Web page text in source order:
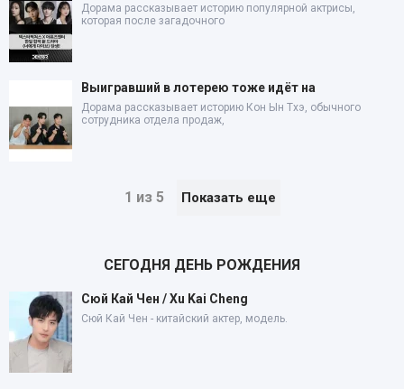
Дорама рассказывает историю популярной актрисы,
которая после загадочного
Выигравший в лотерею тоже идёт на
Дорама рассказывает историю Кон Ын Тхэ, обычного
сотрудника отдела продаж,
1 из 5 Показать еще
СЕГОДНЯ ДЕНЬ РОЖДЕНИЯ
Сюй Кай Чен / Xu Kai Cheng
Сюй Кай Чен - китайский актер, модель.